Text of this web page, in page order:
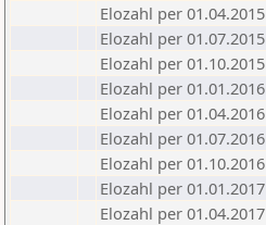
Elozahl per 01.04.2015
Elozahl per 01.07.2015
Elozahl per 01.10.2015
Elozahl per 01.01.2016
Elozahl per 01.04.2016
Elozahl per 01.07.2016
Elozahl per 01.10.2016
Elozahl per 01.01.2017
Elozahl per 01.04.2017